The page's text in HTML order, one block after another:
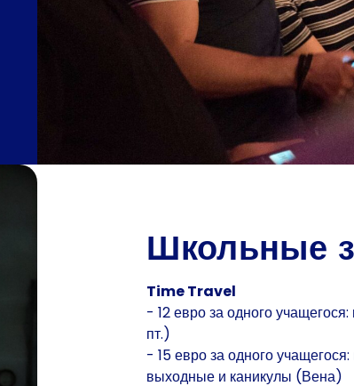
Школьные
Time Travel
- 12 евро за одного
пт.)
- 15 евро за одного
выходные и каникулы (Вена)